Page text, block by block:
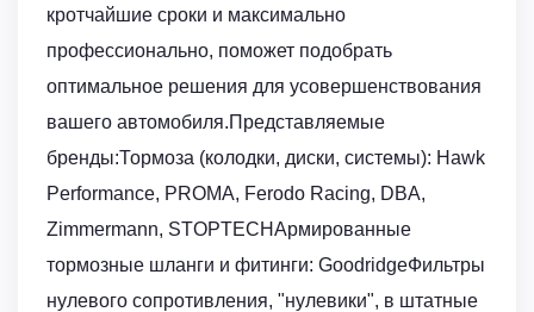
кротчайшие сроки и максимально
профессионально, поможет подобрать
оптимальное решения для усовершенствования
вашего автомобиля.Представляемые
бренды:Тормоза (колодки, диски, системы): Hawk
Performance, PROMA, Ferodo Racing, DBA,
Zimmermann, STOPTECHАрмированные
тормозные шланги и фитинги: GoodridgeФильтры
нулевого сопротивления, "нулевики", в штатные